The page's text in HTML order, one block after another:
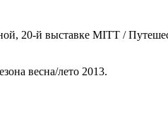
20-й выставке MITT /
весна/лето 2013.